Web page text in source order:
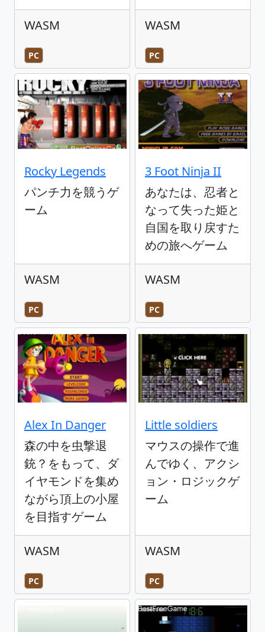
WASM
PC
WASM
PC
Rocky Legends
パンチ力を競うゲ
ーム
WASM
PC
3 Foot Ninja II
あなたは、忍者と
なって失った姫と
自国を取り戻すた
めの旅へゲーム
WASM
PC
Alex In Danger
森の中を虫撃退
銃？をもって、ダ
イヤモンドを集め
ながら頂上の小屋
を目指すゲーム
WASM
PC
Little soldiers
マウスの操作で進
んでゆく、アクシ
ョン・ロジックゲ
ーム
WASM
PC